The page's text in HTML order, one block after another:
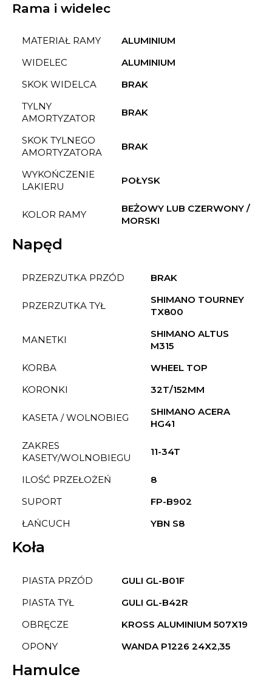
Rama i widelec
MATERIAŁ RAMY
ALUMINIUM
WIDELEC
ALUMINIUM
SKOK WIDELCA
BRAK
TYLNY
AMORTYZATOR
BRAK
SKOK TYLNEGO
AMORTYZATORA
BRAK
WYKOŃCZENIE
LAKIERU
POŁYSK
KOLOR RAMY
BEŻOWY LUB CZERWONY /
MORSKI
Napęd
PRZERZUTKA PRZÓD BRAK
PRZERZUTKA TYŁ
SHIMANO TOURNEY
TX800
MANETKI
SHIMANO ALTUS
M315
KORBA
WHEEL TOP
KORONKI
32T/152MM
KASETA / WOLNOBIEG
SHIMANO ACERA
HG41
ZAKRES
KASETY/WOLNOBIEGU
11-34T
ILOŚĆ PRZEŁOŻEŃ
8
SUPORT
FP-B902
ŁAŃCUCH
YBN S8
Koła
PIASTA PRZÓD
GULI GL-B01F
PIASTA TYŁ
GULI GL-B42R
OBRĘCZE
KROSS ALUMINIUM 507X19
OPONY
WANDA P1226 24X2,35
Hamulce